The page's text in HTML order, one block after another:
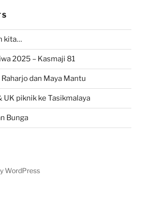
kita…
2025 – Kasmaji 81
dan Maya Mantu
UK piknik ke Tasikmalaya
Bunga
WordPress